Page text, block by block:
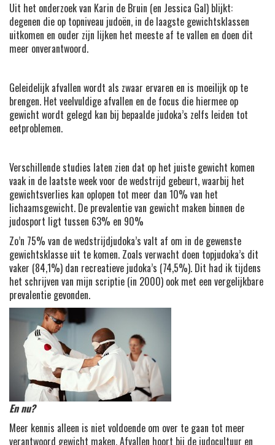
Uit het onderzoek van Karin de Bruin (en Jessica Gal) blijkt:
degenen die op topniveau judoën, in de laagste gewichtsklassen
uitkomen en ouder zijn lijken het meeste af te vallen en doen dit
meer onverantwoord.
Geleidelijk afvallen wordt als zwaar ervaren en is moeilijk op te
brengen. Het veelvuldige afvallen en de focus die hiermee op
gewicht wordt gelegd kan bij bepaalde judoka’s zelfs leiden tot
eetproblemen.
Verschillende studies laten zien dat op het juiste gewicht komen
vaak in de laatste week voor de wedstrijd gebeurt, waarbij het
gewichtsverlies kan oplopen tot meer dan 10% van het
lichaamsgewicht. De prevalentie van gewicht maken binnen de
judosport ligt tussen 63% en 90%
Zo’n 75% van de wedstrijdjudoka’s valt af om in de gewenste
gewichtsklasse uit te komen. Zoals verwacht doen topjudoka’s dit
vaker (84,1%) dan recreatieve judoka’s (74,5%). Dit had ik tijdens
het schrijven van mijn scriptie (in 2000) ook met een vergelijkbare
prevalentie gevonden.
En nu?
Meer kennis alleen is niet voldoende om over te gaan tot meer
verantwoord gewicht maken. Afvallen hoort bij de judocultuur en